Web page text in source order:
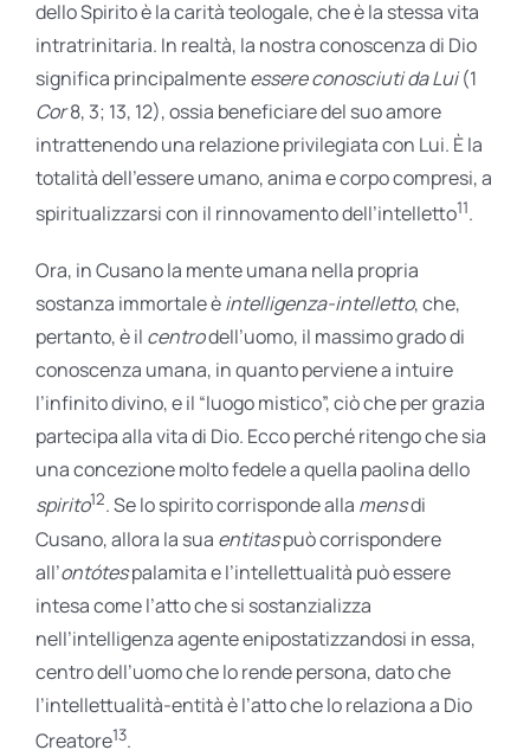
dello Spirito è la carità teologale, che è la stessa vita
intratrinitaria. In realtà, la nostra conoscenza di Dio
significa principalmenteessere conosciuti da Lui(1
Cor8, 3; 13, 12), ossia beneficiare del suo amore
intrattenendo una relazione privilegiata con Lui. È la
totalità dell’essere umano, anima e corpo compresi, a
spiritualizzarsi con il rinnovamento dell’intelletto11.
Ora, in Cusano la mente umana nella propria
sostanza immortale èintelligenza-intelletto, che,
pertanto, è il centrodell’uomo, il massimo grado di
conoscenza umana, in quanto perviene a intuire
l’infinito divino, e il “luogo mistico”, ciò che per grazia
partecipa alla vita di Dio. Ecco perché ritengo che sia
una concezione molto fedele a quella paolina dello
spirito12. Se lo spirito corrisponde alla mensdi
Cusano, allora la sua entitaspuò corrispondere
all’ontótespalamita e l’intellettualità può essere
intesa come l’atto che si sostanzializza
nell’intelligenza agente enipostatizzandosi in essa,
centro dell’uomo che lo rende persona, dato che
l’intellettualità-entità è l’atto che lo relaziona a Dio
Creatore13.